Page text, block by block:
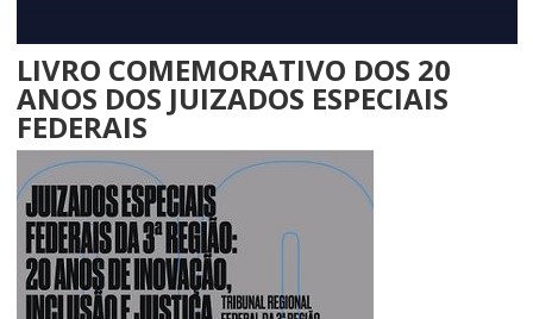
LIVRO COMEMORATIVO DOS 20
ANOS DOS JUIZADOS ESPECIAIS
FEDERAIS